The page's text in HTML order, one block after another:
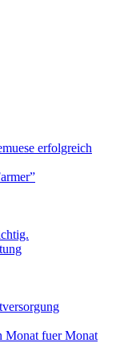
erfolgreich
Monat fuer Monat